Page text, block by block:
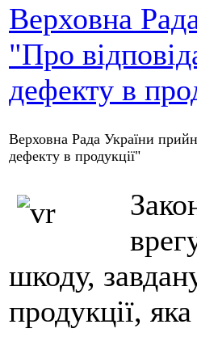
Верховна
"Про
дефекту в
Верховна Рада України
дефекту в продукції"
шкоду,
продукції,